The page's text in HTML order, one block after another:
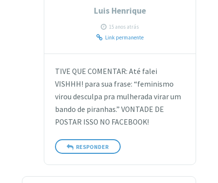
Luis Henrique
15 anos atrás
Link permanente
TIVE QUE COMENTAR: Até falei
VISHHH! para sua frase: “feminismo
virou desculpa pra mulherada virar um
bando de piranhas.” VONTADE DE
POSTAR ISSO NO FACEBOOK!
RESPONDER